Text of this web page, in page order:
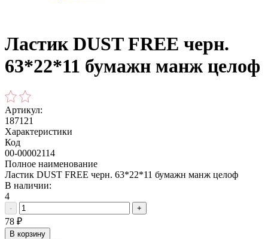
Ластик DUST FREE черн.
63*22*11 бумажн манж целоф
Артикул:
187121
Характеристики
Код
00-00002114
Полное наименование
Ластик DUST FREE черн. 63*22*11 бумажн манж целоф
В наличии:
4
- +
78 ₽
В корзину